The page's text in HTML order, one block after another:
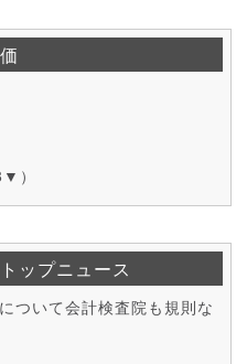
）
ップニュース
ついて会計検査院も規則な